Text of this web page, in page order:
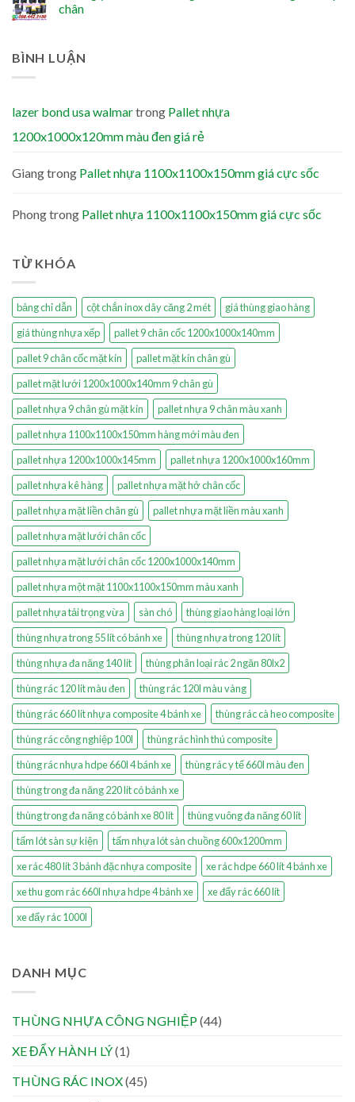
chân
BÌNH LUẬN
lazer bond usa walmartrong Pallet nhựa
1200x1000x120mm màu đen giá rẻ
Giangtrong Pallet nhựa 1100x1100x150mm giá cực sốc
Phongtrong Pallet nhựa 1100x1100x150mm giá cực sốc
TỪ KHÓA
bảng chỉ dẫn cột chắn inox dây căng 2 mét
giá thùng giao hàng
giá thùng nhựa xếp
pallet 9 chân cốc 1200x1000x140mm
pallet 9 chân cốc mặt kín
pallet mặt kín chân gù
pallet mặt lưới 1200x1000x140mm 9 chân gù
pallet nhựa 9 chân gù mặt kín
pallet nhựa 9 chân màu xanh
pallet nhựa 1100x1100x150mm hàng mới màu đen
pallet nhựa 1200x1000x145mm
pallet nhựa 1200x1000x160mm
pallet nhựa kê hàng
pallet nhựa mặt hở chân cốc
pallet nhựa mặt liền chân gù
pallet nhựa mặt liền màu xanh
pallet nhựa mặt lưới chân cốc
pallet nhựa mặt lưới chân cốc 1200x1000x140mm
pallet nhựa một mặt 1100x1100x150mm màu xanh
pallet nhựa tải trọng vừa
sàn chó
thùng giao hàng loại lớn
thùng nhựa trong 55 lít có bánh xe
thùng nhựa trong 120 lít
thùng nhựa đa năng 140 lít
thùng phân loại rác 2 ngăn 80lx2
thùng rác 120 lít màu đen
thùng rác 120l màu vàng
thùng rác 660 lít nhựa composite 4 bánh xe
thùng rác cà heo composite
thùng rác công nghiệp 100l
thùng rác hình thú composite
thùng rác nhựa hdpe 660l 4 bánh xe
thùng rác y tế 660l màu đen
thùng trong đa năng 220 lít có bánh xe
thùng trong đa năng có bánh xe 80 lít
thùng vuông đa năng 60 lít
tấm lót sàn sự kiện
tấm nhựa lót sàn chuồng 600x1200mm
xe rác 480 lít 3 bánh đặc nhựa composite
xe rác hdpe 660 lít 4 bánh xe
xe thu gom rác 660l nhựa hdpe 4 bánh xe
xe đẩy rác 660 lít
xe đẩy rác 1000l
DANH MỤC
THÙNG NHỰA CÔNG NGHIỆP(44)
XE ĐẨY HÀNH LÝ(1)
THÙNG RÁC INOX(45)